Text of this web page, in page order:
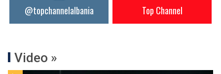
@topchannelalbania Top Channel
Video »